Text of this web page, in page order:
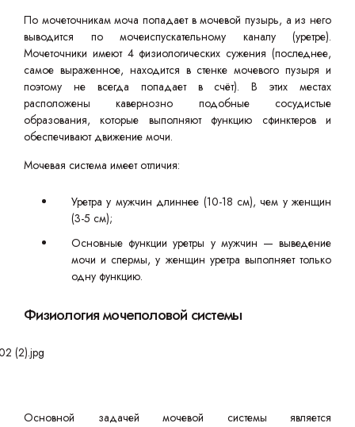
По мочеточникам моча попадает в мочевой пузырь, а из него
выводится по мочеиспускательному каналу (уретре).
Мочеточники имеют 4 физиологических сужения (последнее,
самое выраженное, находится в стенке мочевого пузыря и
поэтому не всегда попадает в счёт). В этих местах
расположены кавернозно подобные сосудистые
образования, которые выполняют функцию сфинктеров и
обеспечивают движение мочи.
Мочевая система имеет отличия:
Уретра у мужчин длиннее (10-18 см), чем у женщин
(3-5 см);
Основные функции уретры у мужчин — выведение
мочи и спермы, у женщин уретра выполняет только
одну функцию.
Физиология мочеполовой системы
Основной задачей мочевой системы является